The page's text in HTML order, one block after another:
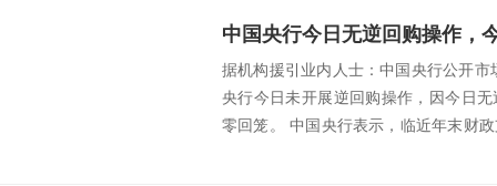
中国央行今日无逆回购操作，
据机构援引业内人士：中国央行公开
央行今日未开展逆回购操作，因今日
零回笼。 中国央行表示，临近年末财